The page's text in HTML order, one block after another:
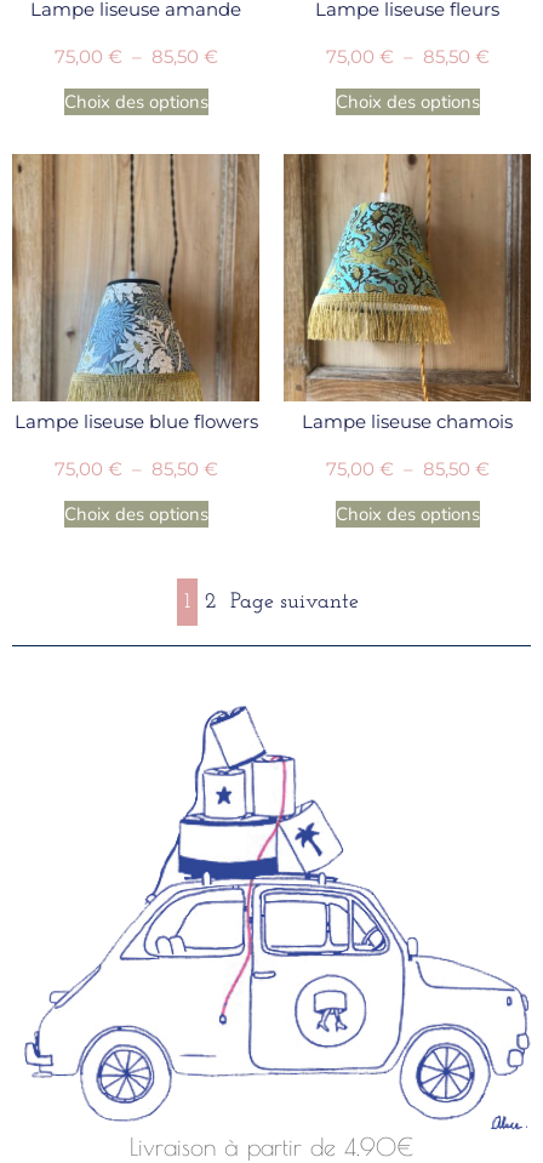
Lampe liseuse amande
75,00 € – 85,50 €
Choix des options
Lampe liseuse fleurs
75,00 € – 85,50 €
Choix des options
Lampe liseuse blue flowers
75,00 € – 85,50 €
Choix des options
Lampe liseuse chamois
75,00 € – 85,50 €
Choix des options
1 2 Page suivante
Livraison à partir de 4.90€